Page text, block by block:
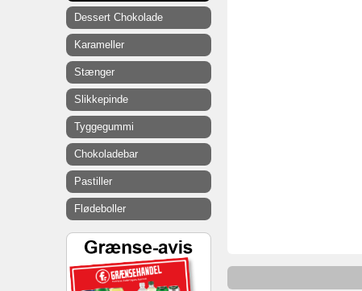
Dessert Chokolade
Karameller
Stænger
Slikkepinde
Tyggegummi
Chokoladebar
Pastiller
Flødeboller